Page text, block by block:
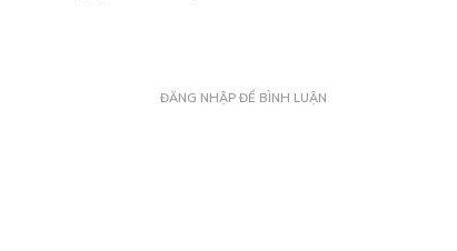
ĐĂNG NHẬP ĐỂ BÌNH LUẬN